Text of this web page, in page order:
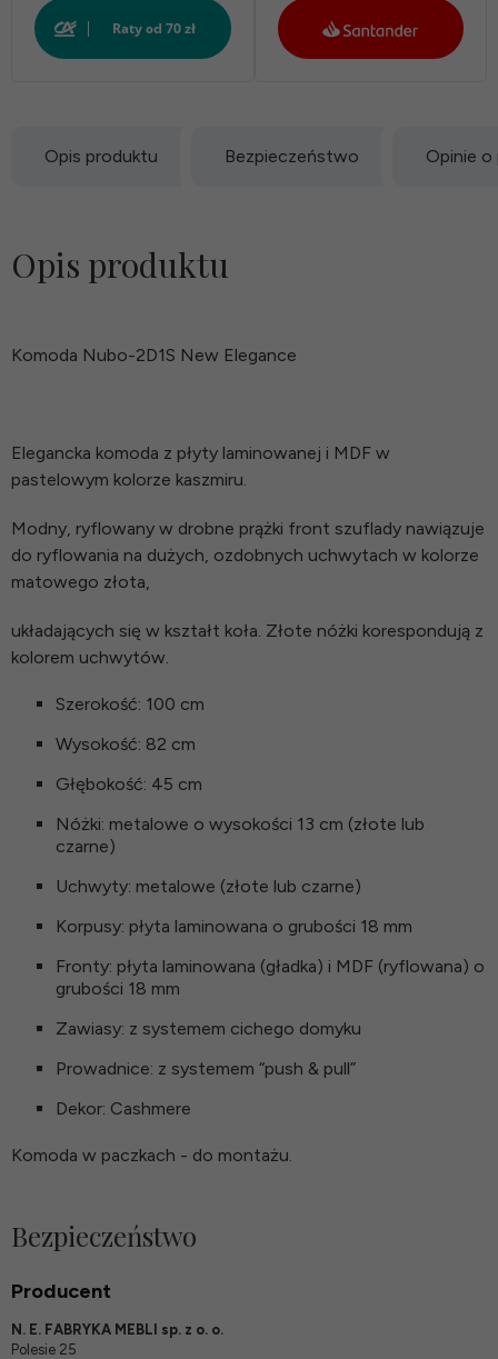
Opis produktu Bezpieczeństwo Opinie o
Opis produktu
Komoda Nubo-2D1S New Elegance
Elegancka komoda z płyty laminowanej i MDF w
pastelowym kolorze kaszmiru.
Modny, ryflowany w drobne prążki front szuflady nawiązuje
do ryflowania na dużych, ozdobnych uchwytach w kolorze
matowego złota,
układających się w kształt koła. Złote nóżki korespondują z
kolorem uchwytów.
Szerokość: 100 cm
Wysokość: 82 cm
Głębokość: 45 cm
Nóżki: metalowe o wysokości 13 cm (złote lub
czarne)
Uchwyty: metalowe (złote lub czarne)
Korpusy: płyta laminowana o grubości 18 mm
Fronty: płyta laminowana (gładka) i MDF (ryflowana) o
grubości 18 mm
Zawiasy: z systemem cichego domyku
Prowadnice: z systemem “push & pull”
Dekor: Cashmere
Komoda w paczkach - do montażu.
Bezpieczeństwo
Producent
N. E. FABRYKA MEBLI sp. z o. o.
Polesie 25